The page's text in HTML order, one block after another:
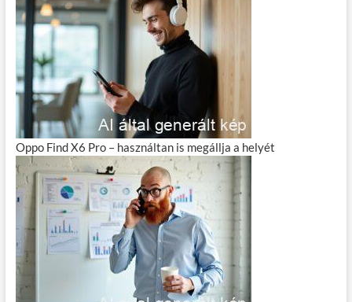
Oppo Find X6 Pro – használtan is megállja a helyét